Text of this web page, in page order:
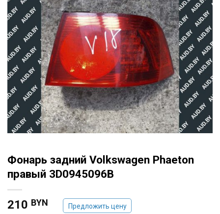
Фонарь задний Volkswagen Phaeton
правый 3D0945096B
210 BYN Предложить цену